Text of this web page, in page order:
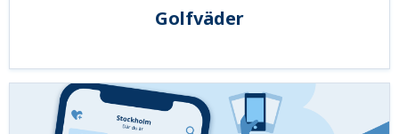
Golfväder